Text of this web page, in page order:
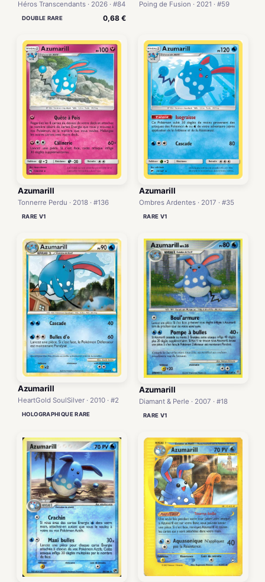
Héros Transcendants · 2026 · #84
DOUBLE RARE 0,68 €
Poing de Fusion · 2021 · #59
Azumarill
Tonnerre Perdu · 2018 · #136
RARE V1
Azumarill
Ombres Ardentes · 2017 · #35
RARE V1
Azumarill
HeartGold SoulSilver · 2010 · #2
HOLOGRAPHIQUE RARE
Azumarill
Diamant & Perle · 2007 · #18
RARE V1